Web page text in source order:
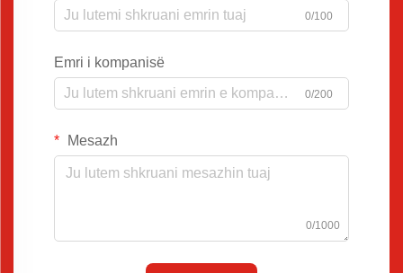
0/100
Emri i kompanisë
0/200
Mesazh
0/1000